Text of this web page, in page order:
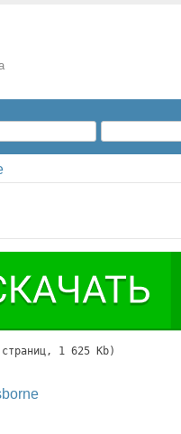
страниц, 1 625 Kb)